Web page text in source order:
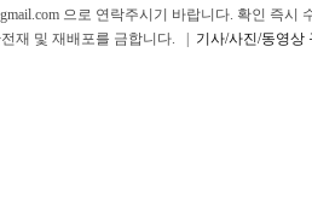
으로 연락주시기 바랍니다. 확인 즉시
전재 및 재배포를 금합니다. | 기사/사진/동영상